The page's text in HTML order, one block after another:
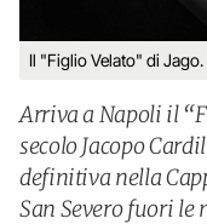
Il "Figlio Velato" di Jago.
Arriva a Napoli il
secolo Jacopo
definitiva nella
San Severo fuori le